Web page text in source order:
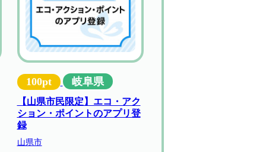
100pt 岐阜県
【山県市民限定】エコ・アク
ション・ポイントのアプリ登
録
山県市